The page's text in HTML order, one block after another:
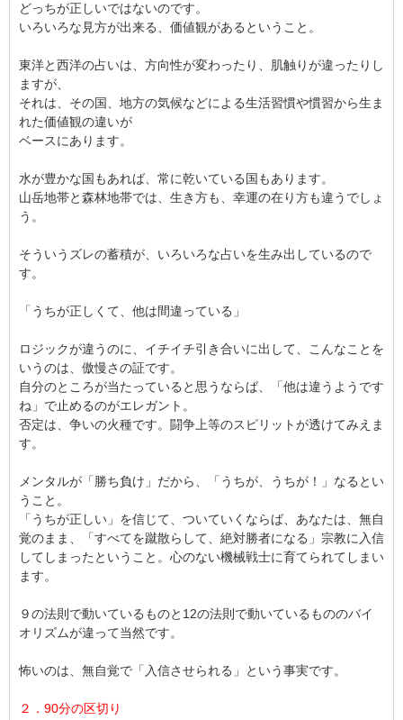
どっちが正しいではないのです。
いろいろな見方が出来る、価値観があるということ。
東洋と西洋の占いは、方向性が変わったり、肌触りが違ったりし
ますが、
それは、その国、地方の気候などによる生活習慣や慣習から生ま
れた価値観の違いが
ベースにあります。
水が豊かな国もあれば、常に乾いている国もあります。
山岳地帯と森林地帯では、生き方も、幸運の在り方も違うでしょ
う。
そういうズレの蓄積が、いろいろな占いを生み出しているので
す。
「うちが正しくて、他は間違っている」
ロジックが違うのに、イチイチ引き合いに出して、こんなことを
いうのは、傲慢さの証です。
自分のところが当たっていると思うならば、「他は違うようです
ね」で止めるのがエレガント。
否定は、争いの火種です。闘争上等のスピリットが透けてみえま
す。
メンタルが「勝ち負け」だから、「うちが、うちが！」なるとい
うこと。
「うちが正しい」を信じて、ついていくならば、あなたは、無自
覚のまま、「すべてを蹴散らして、絶対勝者になる」宗教に入信
してしまったということ。心のない機械戦士に育てられてしまい
ます。
９の法則で動いているものと12の法則で動いているもののバイ
オリズムが違って当然です。
怖いのは、無自覚で「入信させられる」という事実です。
２．90分の区切り